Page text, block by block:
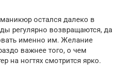
остался далеко в
регулярно возвращаются, да
именно им. Желание
важнее того, о чем
на ногтях смотрится ярко.